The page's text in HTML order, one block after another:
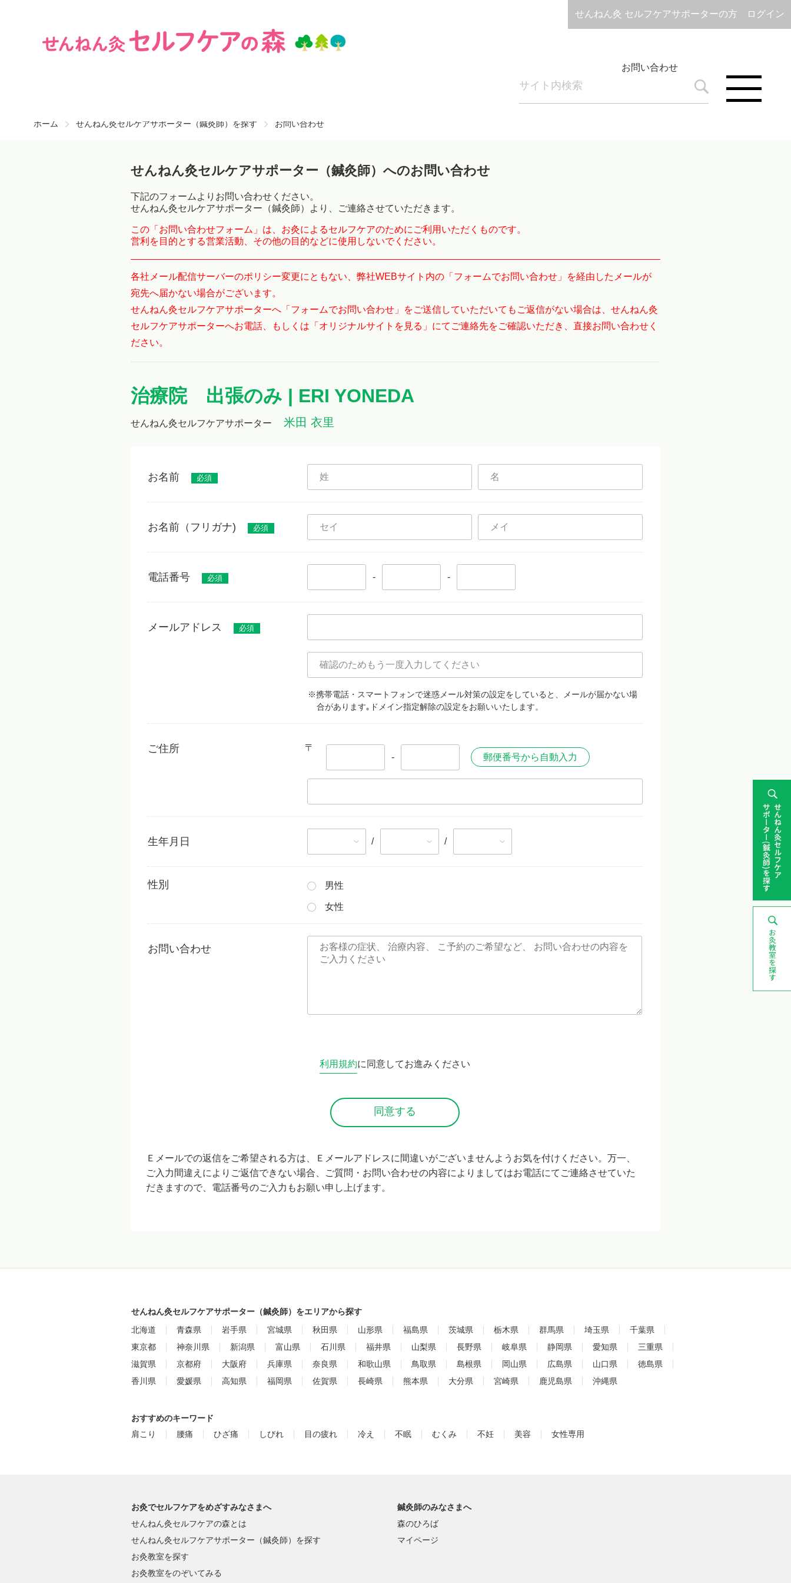
せんねん灸 セルフケアサポーターの方 ログイン
お問い合わせ
ホーム せんねん灸セルケアサポーター（鍼灸師）を探す お問い合わせ
せんねん灸セルケアサポーター（鍼灸師）へのお問い合わせ
下記のフォームよりお問い合わせください。
せんねん灸セルケアサポーター（鍼灸師）より、ご連絡させていただきます。
この「お問い合わせフォーム」は、お灸によるセルフケアのためにご利用いただくものです。
営利を目的とする営業活動、その他の目的などに使用しないでください。
各社メール配信サーバーのポリシー変更にともない、弊社WEBサイト内の「フォームでお問い合わせ」を経由したメールが
宛先へ届かない場合がございます。
せんねん灸セルフケアサポーターへ「フォームでお問い合わせ」をご送信していただいてもご返信がない場合は、せんねん灸
セルフケアサポーターへお電話、もしくは「オリジナルサイトを見る」にてご連絡先をご確認いただき、直接お問い合わせく
ださい。
治療院 出張のみ | ERI YONEDA
せんねん灸セルフケアサポーター 米田 衣里
お名前 必須
お名前（フリガナ) 必須
電話番号 必須 - -
メールアドレス 必須
※携帯電話・スマートフォンで迷惑メール対策の設定をしていると、メールが届かない場
合があります｡ドメイン指定解除の設定をお願いいたします。
ご住所
〒
-
郵便番号から自動入力
生年月日 / /
性別 男性
女性
お問い合わせ
利用規約に同意してお進みください
Ｅメールでの返信をご希望される方は、Ｅメールアドレスに間違いがございませんようお気を付けください。万一、
ご入力間違えによりご返信できない場合、ご質問・お問い合わせの内容によりましてはお電話にてご連絡させていた
だきますので、電話番号のご入力もお願い申し上げます。
せんねん灸セルフケアサポーター（鍼灸師）をエリアから探す
北海道
青森県 岩手県 宮城県 秋田県 山形県 福島県 茨城県 栃木県 群馬県 埼玉県
千葉県
東京都
神奈川県 新潟県 富山県 石川県 福井県 山梨県 長野県 岐阜県 静岡県 愛知県
三重県
滋賀県
京都府 大阪府 兵庫県 奈良県 和歌山県 鳥取県 島根県 岡山県 広島県 山口県
徳島県
香川県
愛媛県 高知県 福岡県 佐賀県 長崎県 熊本県 大分県 宮崎県 鹿児島県 沖縄県
おすすめのキーワード
肩こり
腰痛 ひざ痛 しびれ 目の疲れ 冷え 不眠 むくみ 不妊 美容 女性専用
お灸でセルフケアをめざすみなさまへ
せんねん灸セルフケアの森とは
せんねん灸セルフケアサポーター（鍼灸師）を探す
お灸教室を探す
お灸教室をのぞいてみる
鍼灸師のみなさまへ
森のひろば
マイページ